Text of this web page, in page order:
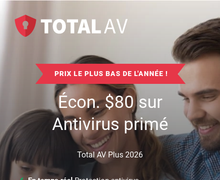
PRIX LE PLUS BAS DE L'ANNÉE !
Écon.$80sur
Antivirus primé
Total AV Plus 2026